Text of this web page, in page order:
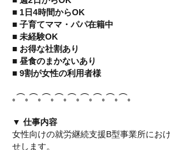
■ 1日4時間からOK
■ 子育てママ・パパ在籍中
■ 未経験OK
■ お得な社割あり
■ 昼食のまかないあり
■ 9割が女性の利用者様
｡⌒｡⌒｡⌒｡⌒｡⌒｡⌒｡⌒｡⌒｡⌒｡
▼ 仕事内容
女性向けの就労継続支援B型事業所にお
せします。